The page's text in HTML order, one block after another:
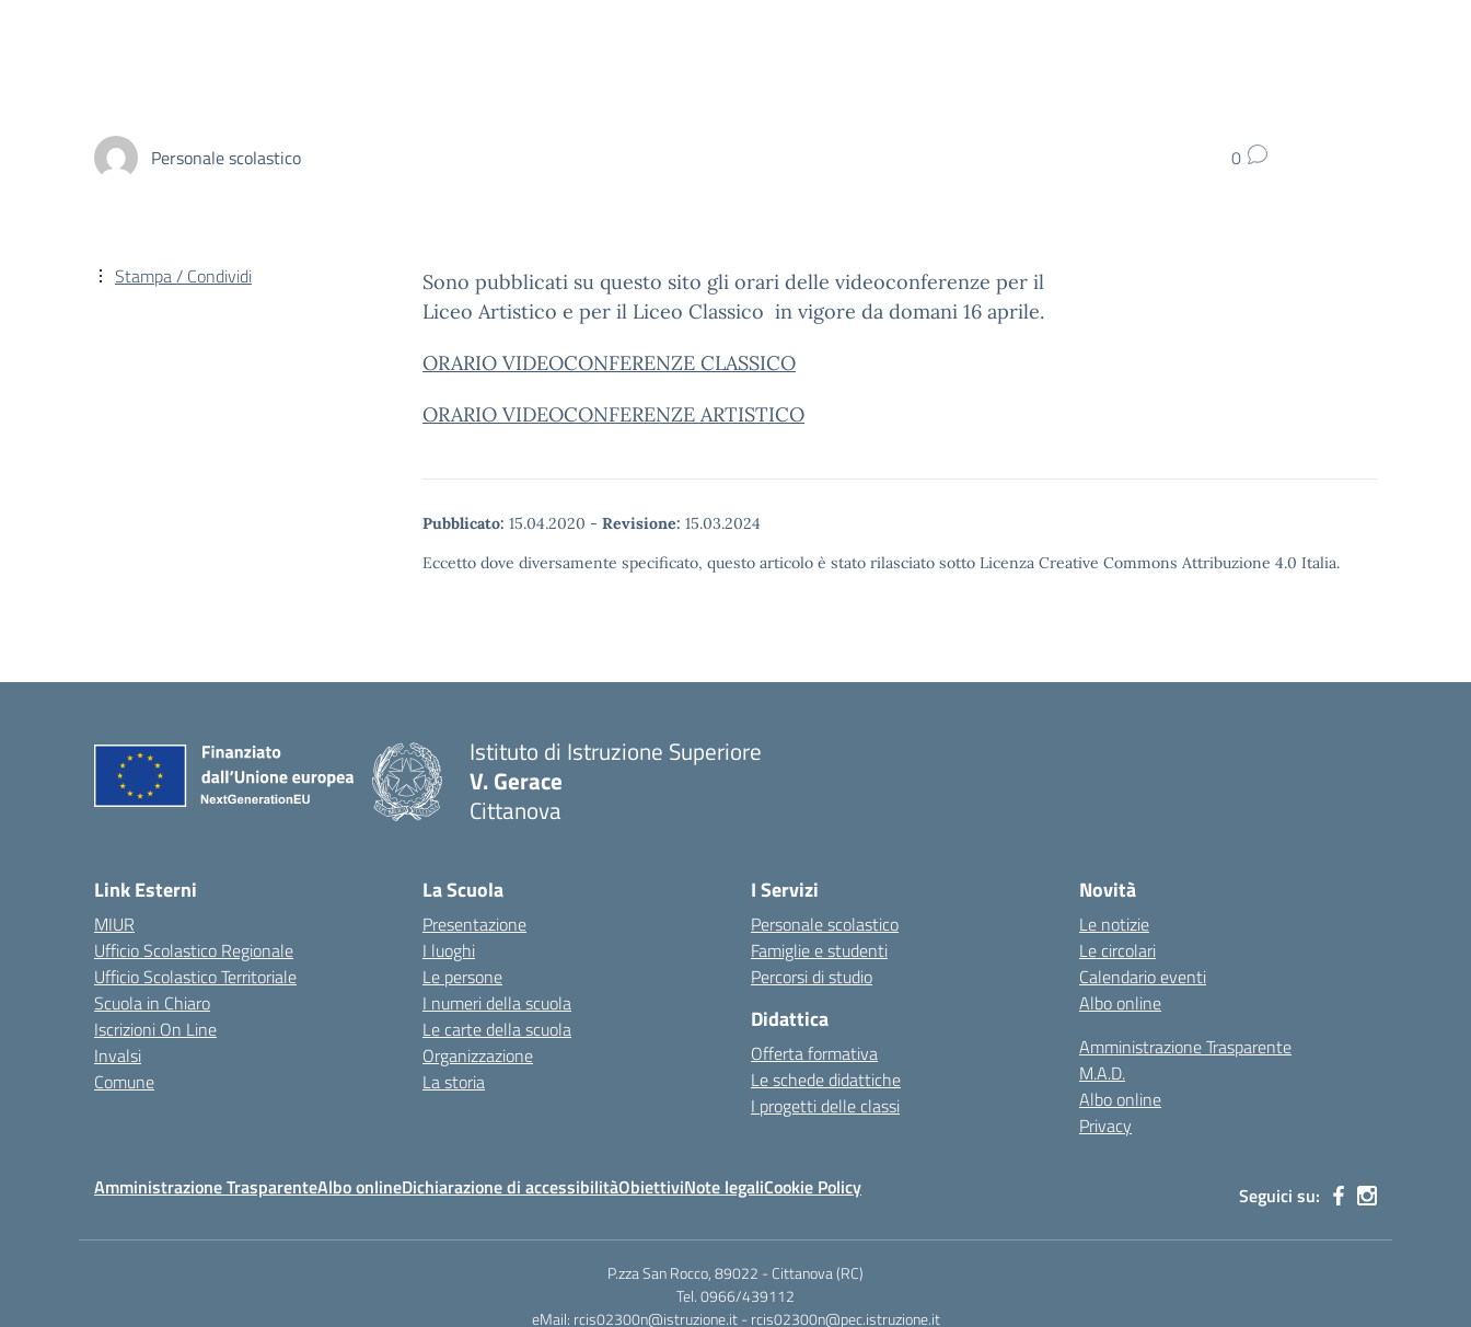
Personale scolastico 0
Sono pubblicati su questo sito gli orari delle videoconferenze per il
Liceo Artistico e per il Liceo Classico in vigore da domani 16 aprile.
ORARIO VIDEOCONFERENZE CLASSICO
ORARIO VIDEOCONFERENZE ARTISTICO
Pubblicato: 15.04.2020 - Revisione: 15.03.2024
Eccetto dove diversamente specificato, questo articolo è stato rilasciato sotto Licenza Creative Commons Attribuzione 4.0 Italia.
Stampa / Condividi
Istituto di Istruzione Superiore
V. Gerace
Cittanova
Link Esterni
MIUR
Ufficio Scolastico Regionale
Ufficio Scolastico Territoriale
Scuola in Chiaro
Iscrizioni On Line
Invalsi
Comune
La Scuola
Presentazione
I luoghi
Le persone
I numeri della scuola
Le carte della scuola
Organizzazione
La storia
I Servizi
Personale scolastico
Famiglie e studenti
Percorsi di studio
Didattica
Offerta formativa
Le schede didattiche
I progetti delle classi
Novità
Le notizie
Le circolari
Calendario eventi
Albo online
Amministrazione Trasparente
M.A.D.
Albo online
Privacy
Amministrazione TrasparenteAlbo onlineDichiarazione di accessibilitàObiettiviNote legaliCookie Policy Seguici su:
P.zza San Rocco, 89022 - Cittanova (RC)
Tel. 0966/439112
eMail: rcis02300n@istruzione.it - rcis02300n@pec.istruzione.it